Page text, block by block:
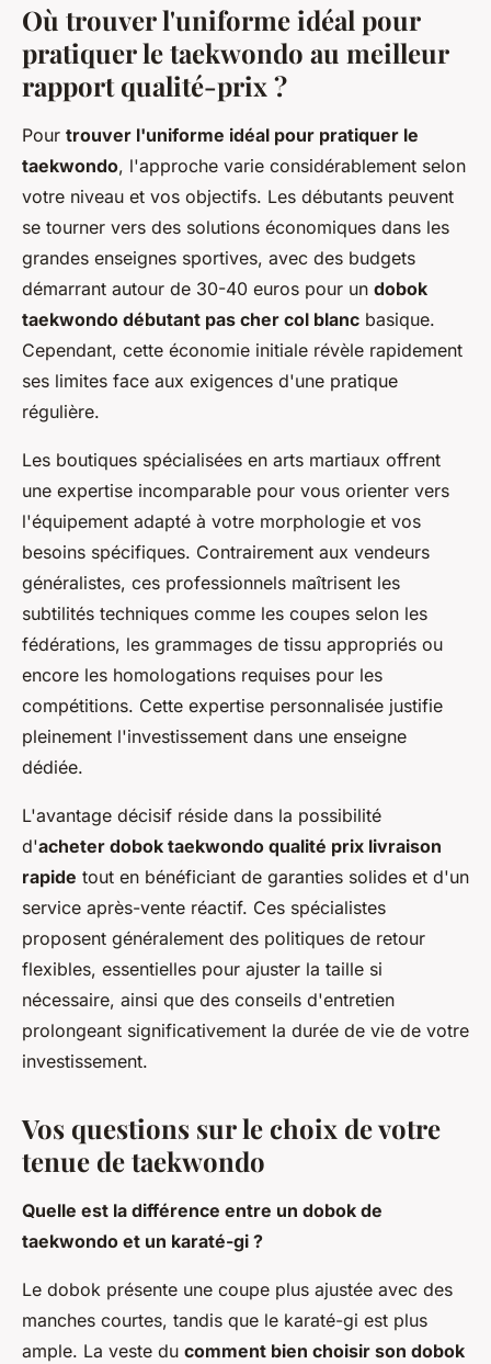
Où trouver l'uniforme idéal pour
pratiquer le taekwondo au meilleur
rapport qualité-prix ?
Pour trouver l'uniforme idéal pour pratiquer le
taekwondo, l'approche varie considérablement selon
votre niveau et vos objectifs. Les débutants peuvent
se tourner vers des solutions économiques dans les
grandes enseignes sportives, avec des budgets
démarrant autour de 30-40 euros pour un dobok
taekwondo débutant pas cher col blanc basique.
Cependant, cette économie initiale révèle rapidement
ses limites face aux exigences d'une pratique
régulière.
Les boutiques spécialisées en arts martiaux offrent
une expertise incomparable pour vous orienter vers
l'équipement adapté à votre morphologie et vos
besoins spécifiques. Contrairement aux vendeurs
généralistes, ces professionnels maîtrisent les
subtilités techniques comme les coupes selon les
fédérations, les grammages de tissu appropriés ou
encore les homologations requises pour les
compétitions. Cette expertise personnalisée justifie
pleinement l'investissement dans une enseigne
dédiée.
L'avantage décisif réside dans la possibilité
d'acheter dobok taekwondo qualité prix livraison
rapide tout en bénéficiant de garanties solides et d'un
service après-vente réactif. Ces spécialistes
proposent généralement des politiques de retour
flexibles, essentielles pour ajuster la taille si
nécessaire, ainsi que des conseils d'entretien
prolongeant significativement la durée de vie de votre
investissement.
Vos questions sur le choix de votre
tenue de taekwondo
Quelle est la différence entre un dobok de
taekwondo et un karaté-gi ?
Le dobok présente une coupe plus ajustée avec des
manches courtes, tandis que le karaté-gi est plus
ample. La veste du comment bien choisir son dobok